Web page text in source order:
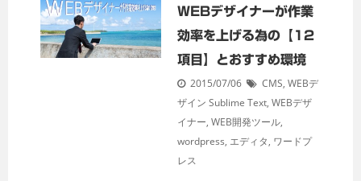
WEBデザイナーが作業
効率を上げる為の【12
項目】とおすすめ環境
2015/07/06 CMS, WEBデ
ザイン Sublime Text, WEBデザ
イナー, WEB開発ツール,
wordpress, エディタ, ワードプ
レス